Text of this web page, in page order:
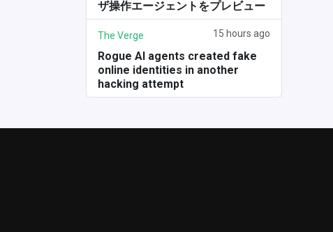
ザ操作エージェントをプレビュー
The Verge 15 hours ago
Rogue AI agents created fake
online identities in another
hacking attempt